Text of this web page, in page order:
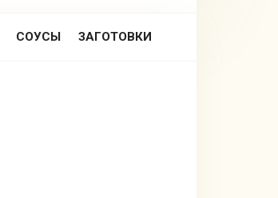
СОУСЫ ЗАГОТОВКИ